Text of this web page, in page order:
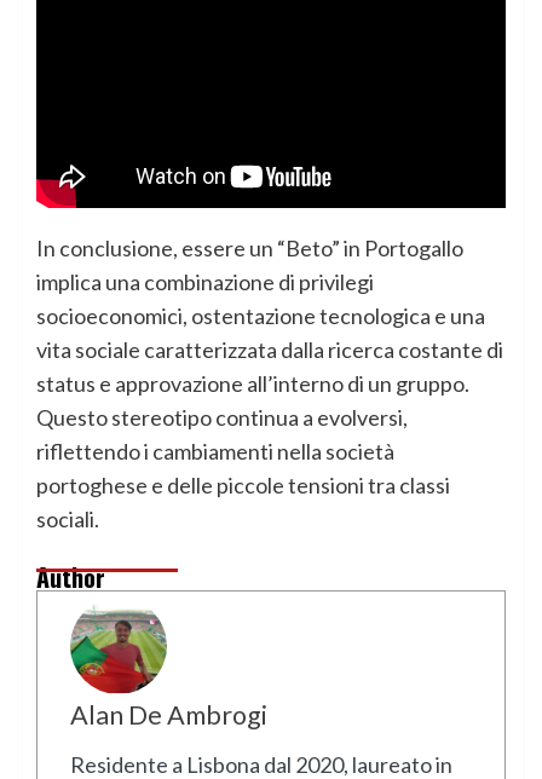
In conclusione, essere un “Beto” in Portogallo
implica una combinazione di privilegi
socioeconomici, ostentazione tecnologica e una
vita sociale caratterizzata dalla ricerca costante di
status e approvazione all’interno di un gruppo.
Questo stereotipo continua a evolversi,
riflettendo i cambiamenti nella società
portoghese e delle piccole tensioni tra classi
sociali.
Author
Alan De Ambrogi
Residente a Lisbona dal 2020, laureato in